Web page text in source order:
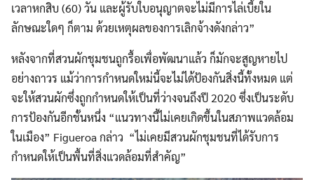
เวลาหกสิบ (60) วัน และผู้รับใบอนุญาตจะไม่มีการไล่เบี้ยใน
ลักษณะใดๆ ก็ตาม ด้วยเหตุผลของการเลิกจ้างดังกล่าว”
หลังจากที่สวนผักชุมชนถูกรื้อเพื่อพัฒนาแล้ว ก็มักจะสูญหายไป
อย่างถาวร แม้ว่าการกำหนดใหม่นี้จะไม่ได้ป้องกันสิ่งนี้ทั้งหมด แต่
จะให้สวนผักซึ่งถูกกำหนดให้เป็นที่ว่างจนถึงปี 2020 ซึ่งเป็นระดับ
การป้องกันอีกชั้นหนึ่ง “แนวทางนี้ไม่เคยเกิดขึ้นในสภาพแวดล้อม
ในเมือง” Figueroa กล่าว “ไม่เคยมีสวนผักชุมชนที่ได้รับการ
กำหนดให้เป็นพื้นที่สิ่งแวดล้อมที่สำคัญ”